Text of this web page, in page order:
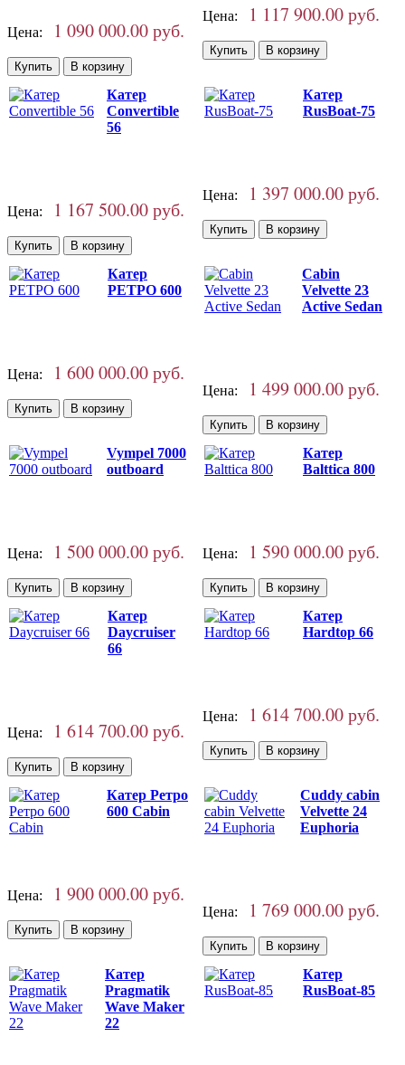
Цена: 1 090 000.00 руб.
Цена: 1 117 900.00 руб.
Катер
Convertible
56
Цена: 1 167 500.00 руб.
Катер
RusBoat-75
Цена: 1 397 000.00 руб.
Катер
РЕТРО 600
Цена: 1 600 000.00 руб.
Cabin
Velvette 23
Active Sedan
Цена: 1 499 000.00 руб.
Vympel 7000
outboard
Цена: 1 500 000.00 руб.
Катер
Balttica 800
Цена: 1 590 000.00 руб.
Катер
Daycruiser
66
Цена: 1 614 700.00 руб.
Катер
Hardtop 66
Цена: 1 614 700.00 руб.
Катер Ретро
600 Cabin
Цена: 1 900 000.00 руб.
Cuddy cabin
Velvette 24
Euphoria
Цена: 1 769 000.00 руб.
Катер
Pragmatik
Wave Maker
22
Катер
RusBoat-85